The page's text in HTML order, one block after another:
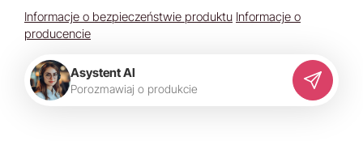
Informacje o bezpieczeństwie produktu Informacje o
producencie
Asystent AI
Porozmawiaj o produkcie